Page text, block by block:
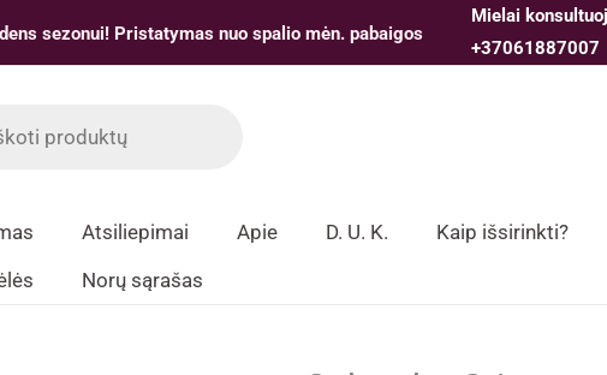
sezonui! Pristatymas nuo spalio mėn. pabaigos
Mielai
+37061887007
Atsiliepimai Apie D. U. K.
Kaip išsirinkti?
Norų sąrašas